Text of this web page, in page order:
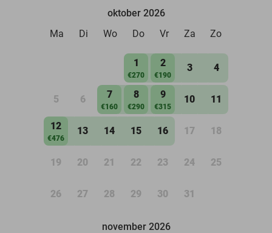
oktober 2026
Ma
Di Wo Do Vr Za Zo
1
€270
2
€190
3 4
5 6 7
€160
8
€290
9
€315
10 11
12
€476
13 14 15 16 17 18
19 20 21 22 23 24 25
26 27 28 29 30 31
november 2026